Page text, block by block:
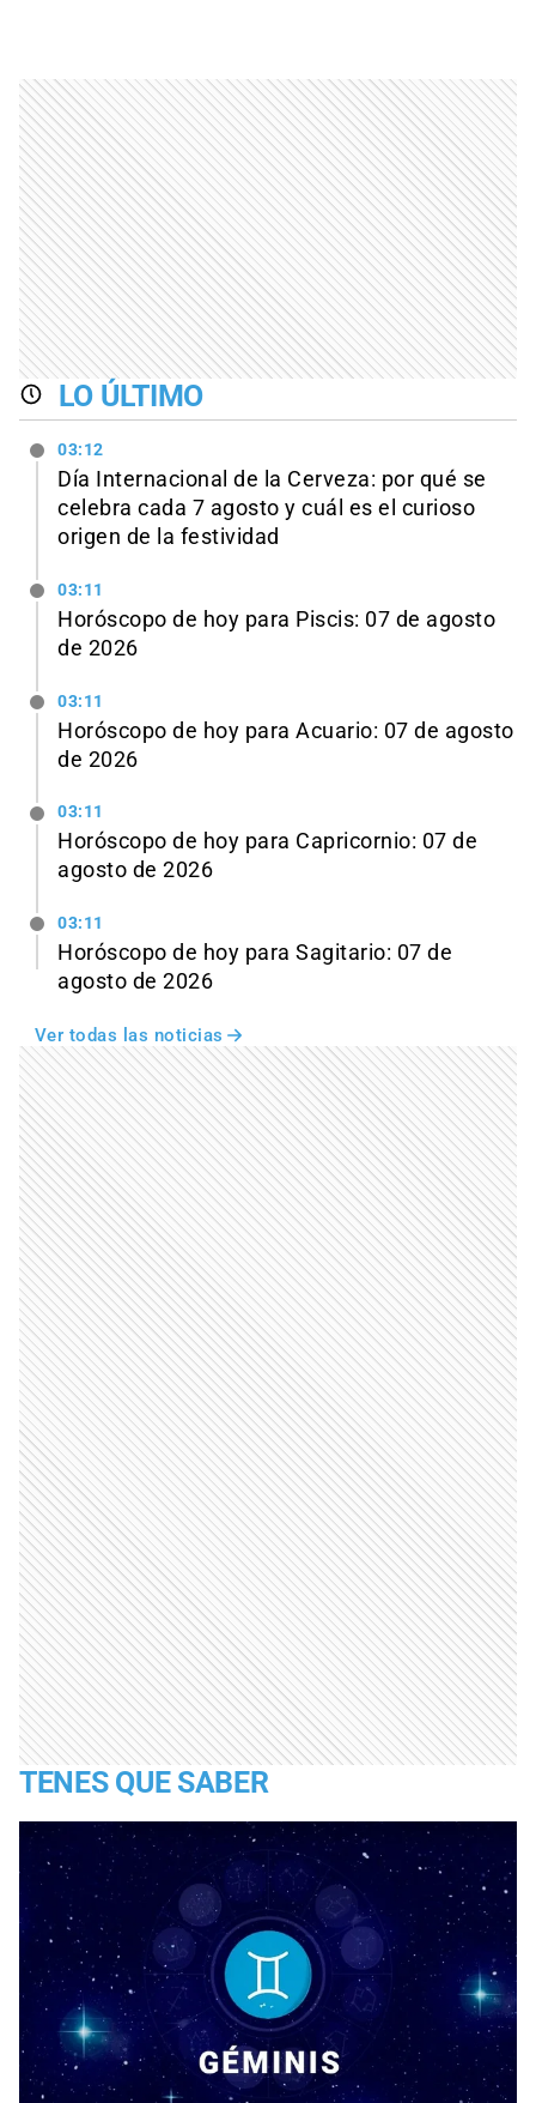
LO ÚLTIMO
03:12
Día Internacional de la Cerveza: por qué se
celebra cada 7 agosto y cuál es el curioso
origen de la festividad
03:11
Horóscopo de hoy para Piscis: 07 de agosto
de 2026
03:11
Horóscopo de hoy para Acuario: 07 de agosto
de 2026
03:11
Horóscopo de hoy para Capricornio: 07 de
agosto de 2026
03:11
Horóscopo de hoy para Sagitario: 07 de
agosto de 2026
Ver todas las noticias
TENES QUE SABER